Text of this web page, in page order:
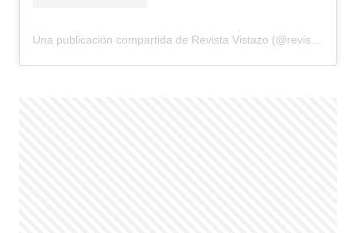
Una publicación compartida de Revista Vistazo (@revistavistazo.ec)